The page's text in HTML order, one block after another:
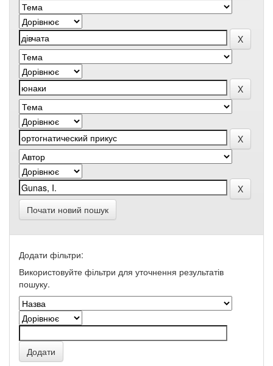
Почати новий пошук
Додати фільтри:
Використовуйте фільтри для уточнення результатів
пошуку.